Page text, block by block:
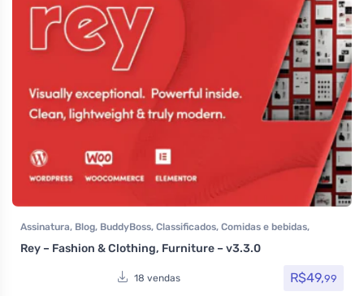
Assinatura, Blog, BuddyBoss, Classificados, Comidas e bebidas,
Hotel / Viagem Imobiliária
Multiuso , Portfolio, Saúde e Beleza , Som e video, Tecnologia
Venda de carros
Rey – Fashion & Clothing, Furniture – v3.3.0
18 vendas R$49,99